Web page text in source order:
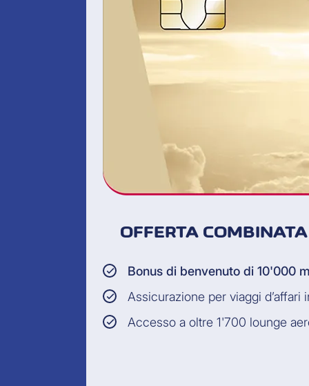
OFFERTA
Bonus di benvenuto di 10'000
Assicurazione per viaggi d’affari
Accesso a oltre 1'700 lounge